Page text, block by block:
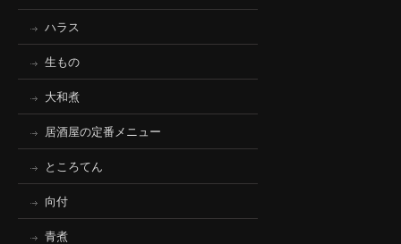
ハラス
生もの
大和煮
居酒屋の定番メニュー
ところてん
向付
青煮